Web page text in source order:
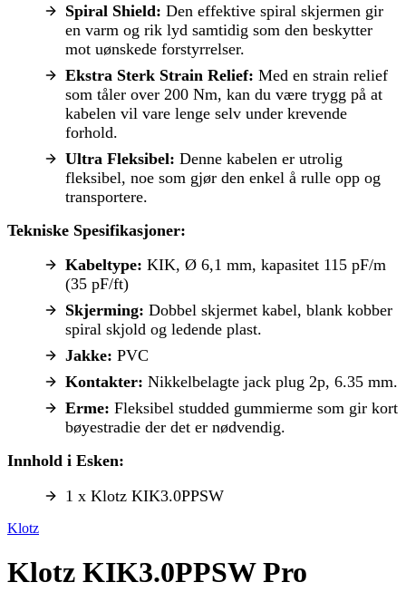
Spiral Shield: Den effektive spiral skjermen gir
en varm og rik lyd samtidig som den beskytter
mot uønskede forstyrrelser.
Ekstra Sterk Strain Relief: Med en strain relief
som tåler over 200 Nm, kan du være trygg på at
kabelen vil vare lenge selv under krevende
forhold.
Ultra Fleksibel: Denne kabelen er utrolig
fleksibel, noe som gjør den enkel å rulle opp og
transportere.
Tekniske Spesifikasjoner:
Kabeltype: KIK, Ø 6,1 mm, kapasitet 115 pF/m
(35 pF/ft)
Skjerming: Dobbel skjermet kabel, blank kobber
spiral skjold og ledende plast.
Jakke: PVC
Kontakter: Nikkelbelagte jack plug 2p, 6.35 mm.
Erme: Fleksibel studded gummierme som gir kort
bøyestradie der det er nødvendig.
Innhold i Esken:
1 x Klotz KIK3.0PPSW
Klotz
Klotz KIK3.0PPSW Pro